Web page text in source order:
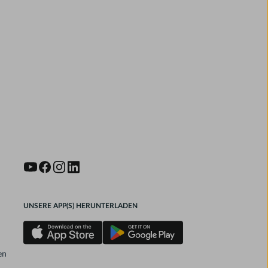
UNSERE APP(S) HERUNTERLADEN